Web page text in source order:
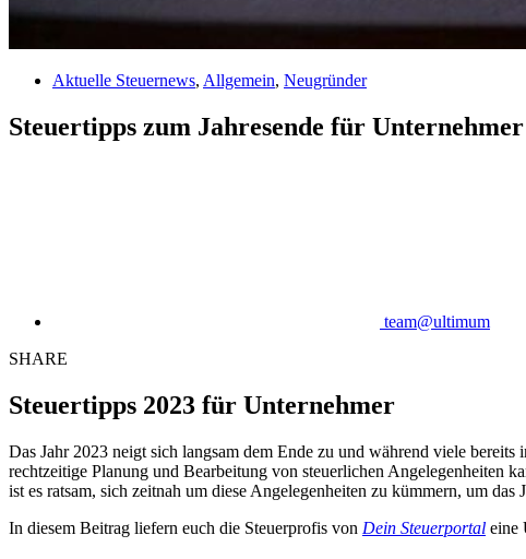
Aktuelle Steuernews, Allgemein, Neugründer
Steuertipps zum Jahresende für Unternehmer
team@ultimum
SHARE
Steuertipps 2023 für Unternehmer
Das Jahr 2023 neigt sich langsam dem Ende zu und während viele
rechtzeitige Planung und Bearbeitung von steuerlichen Angelegenheiten
ist es ratsam, sich zeitnah um diese Angelegenheiten zu kümmern, um
In diesem Beitrag liefern euch die Steuerprofis von Dein Steuerportal eine